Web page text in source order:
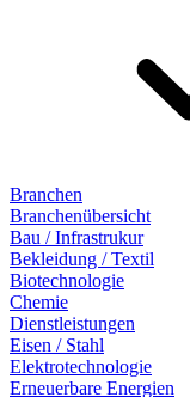
Branchen
Branchenübersicht
Bau / Infrastrukur
Bekleidung / Textil
Biotechnologie
Chemie
Dienstleistungen
Eisen / Stahl
Elektrotechnologie
Erneuerbare Energien